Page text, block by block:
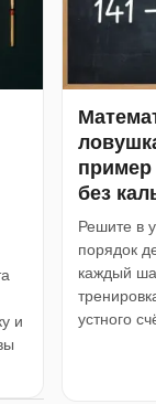
и
пример
без
Решите в
порядок
каждый
устного